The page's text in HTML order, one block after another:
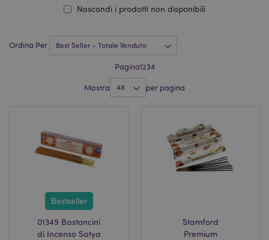
Ordina Per
Pagina1234
Mostra per pagina
Bestseller
01349 Bastoncini
di Incenso Satya
Stamford
Premium
Nascondi i prodotti non disponibili